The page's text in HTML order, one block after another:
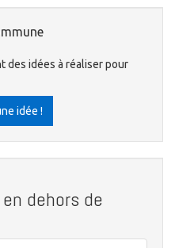
des idées à réaliser pour
idée !
dehors de